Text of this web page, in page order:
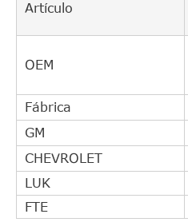
Artículo
OEM
Fábrica
GM
CHEVROLET
LUK
FTE